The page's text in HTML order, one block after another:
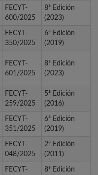
FECYT-
600/2025
8ª Edición
(2023)
FECYT-
350/2025
6ª Edición
(2019)
FECYT-
601/2025
8ª Edición
(2023)
FECYT-
259/2025
5ª Edición
(2016)
FECYT-
351/2025
6ª Edición
(2019)
FECYT-
048/2025
2ª Edición
(2011)
FECYT-
8ª Edición